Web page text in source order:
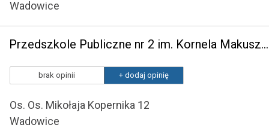
Wadowice
Przedszkole Publiczne nr 2 im. Kornela Makuszyńskiego w Wadowicach
brak opinii + dodaj opinię
Os. Os. Mikołaja Kopernika 12
Wadowice